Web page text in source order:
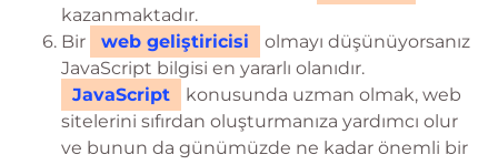
kazanmaktadır.
Bir
web geliştiricisi
olmayı düşünüyorsanız
JavaScript bilgisi en yararlı olanıdır.
JavaScript
konusunda uzman olmak, web
sitelerini sıfırdan oluşturmanıza yardımcı olur
ve bunun da günümüzde ne kadar önemli bir